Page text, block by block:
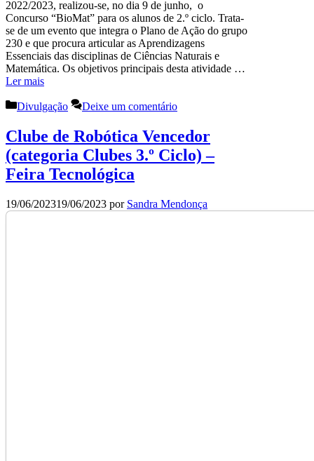
2022/2023, realizou-se, no dia 9 de junho, o
Concurso “BioMat” para os alunos de 2.º ciclo. Trata-
se de um evento que integra o Plano de Ação do grupo
230 e que procura articular as Aprendizagens
Essenciais das disciplinas de Ciências Naturais e
Matemática. Os objetivos principais desta atividade …
Ler mais
Categorias
Divulgação Deixe um comentário
Clube de Robótica Vencedor
(categoria Clubes 3.º Ciclo) –
Feira Tecnológica
19/06/202319/06/2023 por Sandra Mendonça